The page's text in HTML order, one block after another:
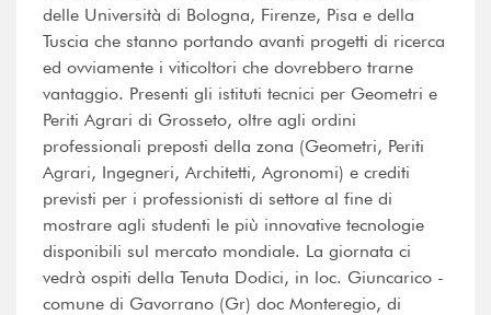
delle Università di Bologna, Firenze, Pisa e della
Tuscia che stanno portando avanti progetti di ricerca
ed ovviamente i viticoltori che dovrebbero trarne
vantaggio. Presenti gli istituti tecnici per Geometri e
Periti Agrari di Grosseto, oltre agli ordini
professionali preposti della zona (Geometri, Periti
Agrari, Ingegneri, Architetti, Agronomi) e crediti
previsti per i professionisti di settore al fine di
mostrare agli studenti le più innovative tecnologie
disponibili sul mercato mondiale. La giornata ci
vedrà ospiti della Tenuta Dodici, in loc. Giuncarico -
comune di Gavorrano (Gr) doc Monteregio, di